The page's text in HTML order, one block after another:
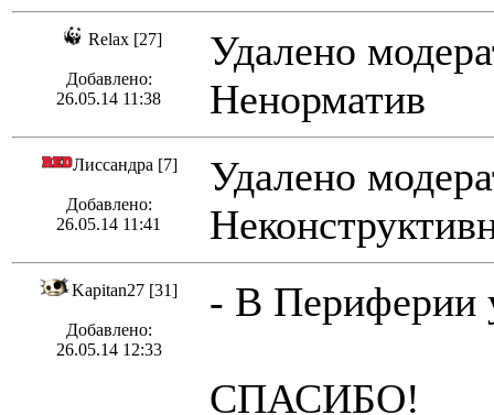
Relax [27]
Добавлено:
26.05.14 11:38
Удалено
Ненорматив
Лиссандра [7]
Добавлено:
26.05.14 11:41
Удалено
Kapitan27 [31]
Добавлено:
26.05.14 12:33
- В Периферии
СПАСИБО!